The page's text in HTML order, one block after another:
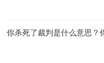
你杀死了裁判是什么意思？